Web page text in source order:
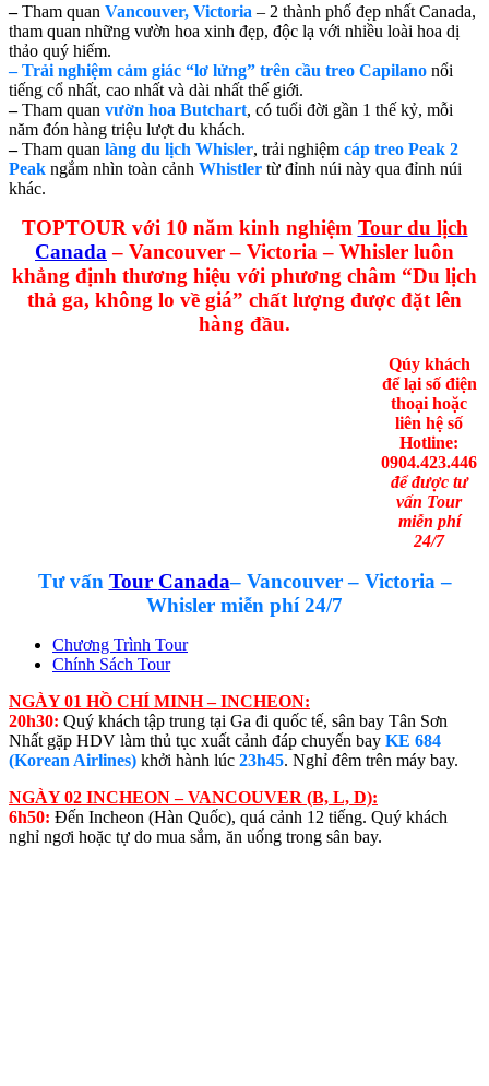
–Tham quan Vancouver, Victoria – 2 thành phố đẹp nhất Canada,
tham quan những vườn hoa xinh đẹp, độc lạ với nhiều loài hoa dị
thảo quý hiếm.
– Trải nghiệm cảm giác “lơ lửng” trên cầu treo Capilano nổi
tiếng cổ nhất, cao nhất và dài nhất thế giới.
–Tham quan vườn hoa Butchart, có tuổi đời gần 1 thế kỷ, mỗi
năm đón hàng triệu lượt du khách.
–Tham quan làng du lịch Whisler, trải nghiệm cáp treo Peak 2
Peak ngắm nhìn toàn cảnh Whistler từ đỉnh núi này qua đỉnh núi
khác.
TOPTOUR với 10 năm kinh nghiệm Tour du lịch
Canada – Vancouver – Victoria – Whisler luôn
khẳng định thương hiệu với phương châm “Du lịch
thả ga, không lo về giá” chất lượng được đặt lên
hàng đầu.
Qúy khách
để lại số điện
thoại hoặc
liên hệ số
Hotline:
0904.423.446
để được tư
vấn Tour
miễn phí
24/7
Tư vấn Tour Canada– Vancouver – Victoria –
Whisler miễn phí 24/7
Chương Trình Tour
Chính Sách Tour
NGÀY 01 HỒ CHÍ MINH – INCHEON:
20h30: Quý khách tập trung tại Ga đi quốc tế, sân bay Tân Sơn
Nhất gặp HDV làm thủ tục xuất cảnh đáp chuyến bay KE 684
(Korean Airlines) khởi hành lúc 23h45. Nghỉ đêm trên máy bay.
NGÀY 02 INCHEON – VANCOUVER (B, L, D):
6h50: Đến Incheon (Hàn Quốc), quá cảnh 12 tiếng. Quý khách
nghỉ ngơi hoặc tự do mua sắm, ăn uống trong sân bay.